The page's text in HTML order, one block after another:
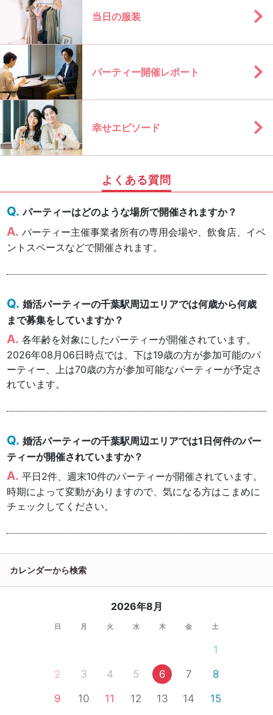
当日の服装
パーティー開催レポート
幸せエピソード
よくある質問
パーティーはどのような場所で開催されますか？
パーティー主催事業者所有の専用会場や、飲食店、イベ
ントスペースなどで開催されます。
婚活パーティーの千葉駅周辺エリアでは何歳から何歳
まで募集をしていますか？
各年齢を対象にしたパーティーが開催されています。
2026年08月06日時点では、下は19歳の方が参加可能のパ
ーティー、上は70歳の方が参加可能なパーティーが予定さ
れています。
婚活パーティーの千葉駅周辺エリアでは1日何件のパー
ティーが開催されていますか？
平日2件、週末10件のパーティーが開催されています。
時期によって変動がありますので、気になる方はこまめに
チェックしてください。
カレンダーから検索
2026年8月
日 月 火 水 木 金 土
1
2
3 4 5 6 7
8
9
10 11 12 13 14
15